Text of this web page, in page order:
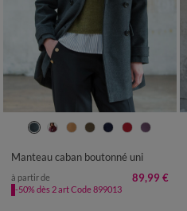
36 38 40 42 44 46
48
Manteau caban boutonné uni
à partir de 89,99 €
-50% dès 2 art Code 899013